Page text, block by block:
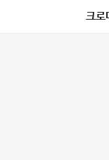
크로